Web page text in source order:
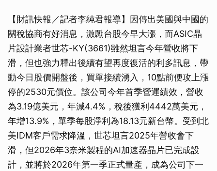
【財訊快報／記者李純君報導】因傳出美國與中國的
關稅協商有好消息，激勵台股今早大漲，而ASIC晶
片設計業者世芯-KY(3661)雖然坦言今年營收將下
滑，但也強力釋出後續有望再度復活的利多訊息，帶
動今日股價開盤後，買單接續湧入，10點前便攻上漲
停的2530元價位。該公司今年首季營運績效，營收
為3.19億美元，年減4.4%，稅後獲利4442萬美元，
年增13.9%，單季每股淨利為18.13元新台幣。受到北
美IDM客戶需求降溫，世芯坦言2025年營收會下
滑，但2026年3奈米製程的AI加速器晶片已完成設
計，並將於2026年第一季正式量產，成為公司下一